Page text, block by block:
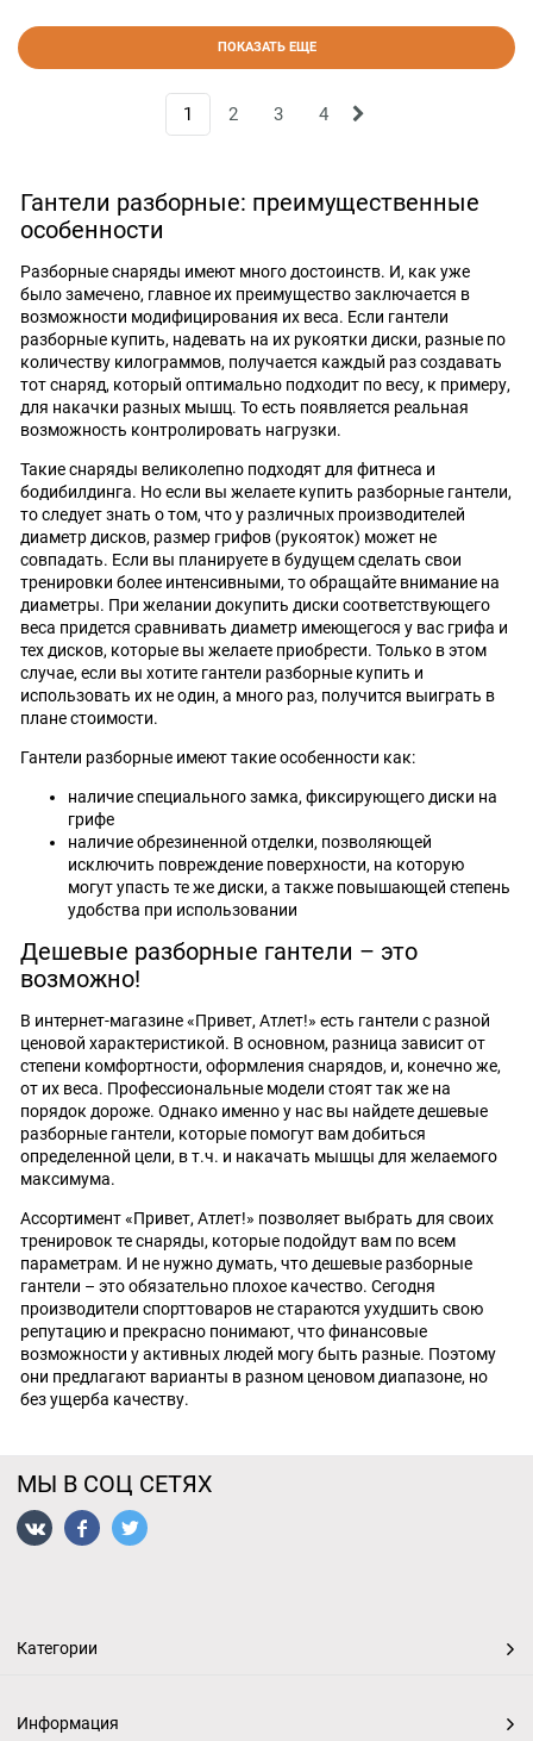
ПОКАЗАТЬ ЕЩЕ
1 2 3 4
Гантели разборные: преимущественные
особенности
Разборные снаряды имеют много достоинств. И, как уже
было замечено, главное их преимущество заключается в
возможности модифицирования их веса. Если гантели
разборные купить, надевать на их рукоятки диски, разные по
количеству килограммов, получается каждый раз создавать
тот снаряд, который оптимально подходит по весу, к примеру,
для накачки разных мышц. То есть появляется реальная
возможность контролировать нагрузки.
Такие снаряды великолепно подходят для фитнеса и
бодибилдинга. Но если вы желаете купить разборные гантели,
то следует знать о том, что у различных производителей
диаметр дисков, размер грифов (рукояток) может не
совпадать. Если вы планируете в будущем сделать свои
тренировки более интенсивными, то обращайте внимание на
диаметры. При желании докупить диски соответствующего
веса придется сравнивать диаметр имеющегося у вас грифа и
тех дисков, которые вы желаете приобрести. Только в этом
случае, если вы хотите гантели разборные купить и
использовать их не один, а много раз, получится выиграть в
плане стоимости.
Гантели разборные имеют такие особенности как:
наличие специального замка, фиксирующего диски на
грифе
наличие обрезиненной отделки, позволяющей
исключить повреждение поверхности, на которую
могут упасть те же диски, а также повышающей степень
удобства при использовании
Дешевые разборные гантели – это
возможно!
В интернет-магазине «Привет, Атлет!» есть гантели с разной
ценовой характеристикой. В основном, разница зависит от
степени комфортности, оформления снарядов, и, конечно же,
от их веса. Профессиональные модели стоят так же на
порядок дороже. Однако именно у нас вы найдете дешевые
разборные гантели, которые помогут вам добиться
определенной цели, в т.ч. и накачать мышцы для желаемого
максимума.
Ассортимент «Привет, Атлет!» позволяет выбрать для своих
тренировок те снаряды, которые подойдут вам по всем
параметрам. И не нужно думать, что дешевые разборные
гантели – это обязательно плохое качество. Сегодня
производители спорттоваров не стараются ухудшить свою
репутацию и прекрасно понимают, что финансовые
возможности у активных людей могу быть разные. Поэтому
они предлагают варианты в разном ценовом диапазоне, но
без ущерба качеству.
МЫ В СОЦ СЕТЯХ
Категории
Информация